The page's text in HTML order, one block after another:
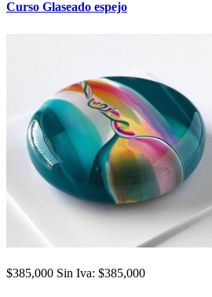
Curso Glaseado espejo
$385,000 Sin Iva: $385,000